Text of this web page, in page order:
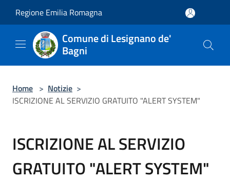
Regione Emilia Romagna
Comune di Lesignano de'
Bagni
Home > Notizie >
ISCRIZIONE AL SERVIZIO GRATUITO "ALERT SYSTEM"
ISCRIZIONE AL SERVIZIO
GRATUITO "ALERT SYSTEM"